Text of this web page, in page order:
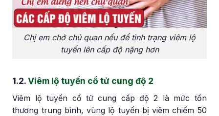
Chị em chớ chủ quan nếu để tình trạng viêm lộ
tuyến lên cấp độ nặng hơn
1.2.Viêm lộ tuyến cổ tử cung độ 2
Viêm lộ tuyến cổ tử cung cấp độ 2 là mức tổn
thương trung bình, vùng lộ tuyến bị viêm chiếm 50